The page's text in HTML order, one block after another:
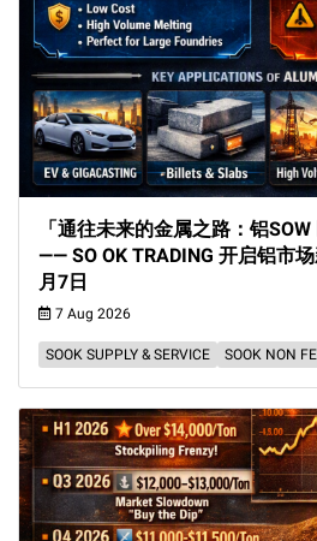
「通往未来的金属之路：铝
—— SO OK TRADING 开启铝市
月7日
7 Aug 2026
SOOK SUPPLY & SERVICE SOOK NON